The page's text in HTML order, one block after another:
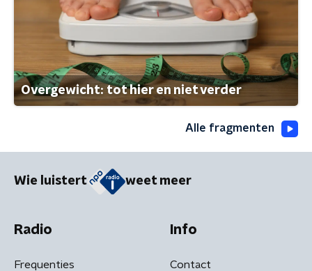
Overgewicht: tot hier en niet verder
Alle fragmenten
Wie luistert weet meer
Radio
Frequenties
Info
Contact